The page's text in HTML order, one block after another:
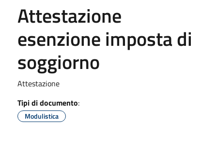
Attestazione
esenzione imposta di
soggiorno
Attestazione
Tipi di documento:
Modulistica